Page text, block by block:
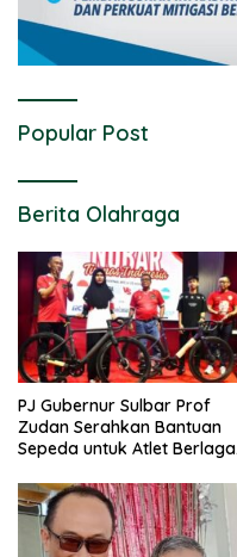
Popular Post
Berita Olahraga
PJ Gubernur Sulbar Prof
Zudan Serahkan Bantuan
Sepeda untuk Atlet Berlaga